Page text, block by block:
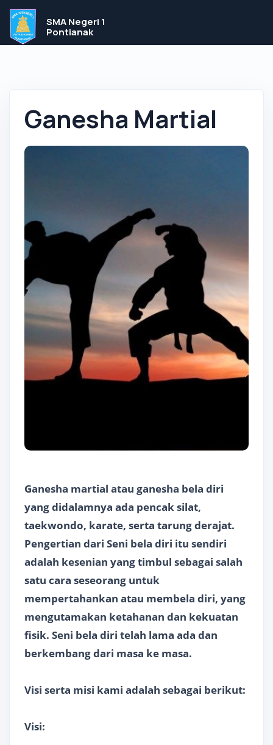
SMA Negeri 1
Pontianak
Ganesha Martial
Ganesha martial atau ganesha bela diri
yang didalamnya ada pencak silat,
taekwondo, karate, serta tarung derajat.
Pengertian dari Seni bela diri itu sendiri
adalah kesenian yang timbul sebagai salah
satu cara seseorang untuk
mempertahankan atau membela diri, yang
mengutamakan ketahanan dan kekuatan
fisik. Seni bela diri telah lama ada dan
berkembang dari masa ke masa.
Visi serta misi kami adalah sebagai berikut:
Visi: